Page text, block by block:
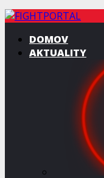
DOMOV
AKTUALITY